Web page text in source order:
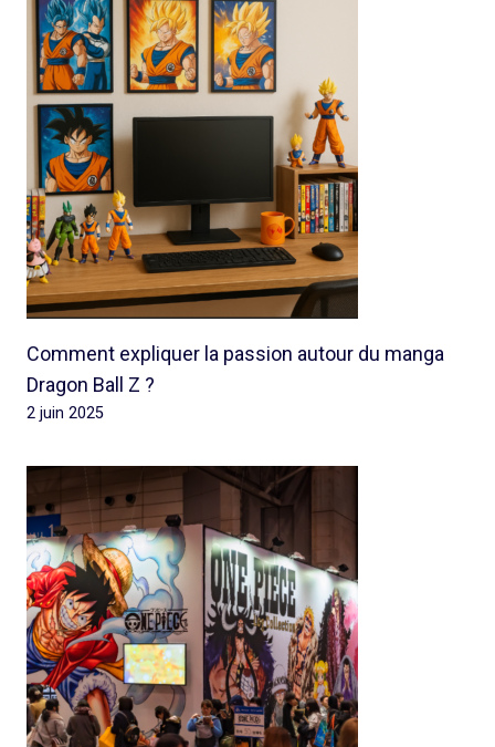
Comment expliquer la passion autour du manga
Dragon Ball Z ?
2 juin 2025